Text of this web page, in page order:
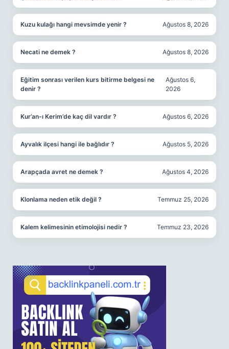
Kuzu kulağı hangi mevsimde yenir ? Ağustos 8, 2026
Necati ne demek ? Ağustos 8, 2026
Eğitim sonrası verilen kurs bitirme belgesi ne
denir ?
Ağustos 6,
2026
Kur’an-ı Kerim’de kaç dil vardır ? Ağustos 6, 2026
Ayvalık ilçesi hangi ile bağlıdır ? Ağustos 5, 2026
Arapçada avret ne demek ? Ağustos 4, 2026
Klonlama neden etik değil ? Temmuz 25, 2026
Kalem kelimesinin etimolojisi nedir ? Temmuz 23, 2026